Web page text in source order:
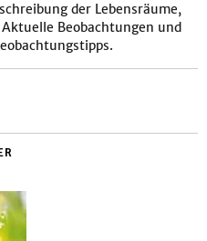
der Lebensräume,
Beobachtungen und